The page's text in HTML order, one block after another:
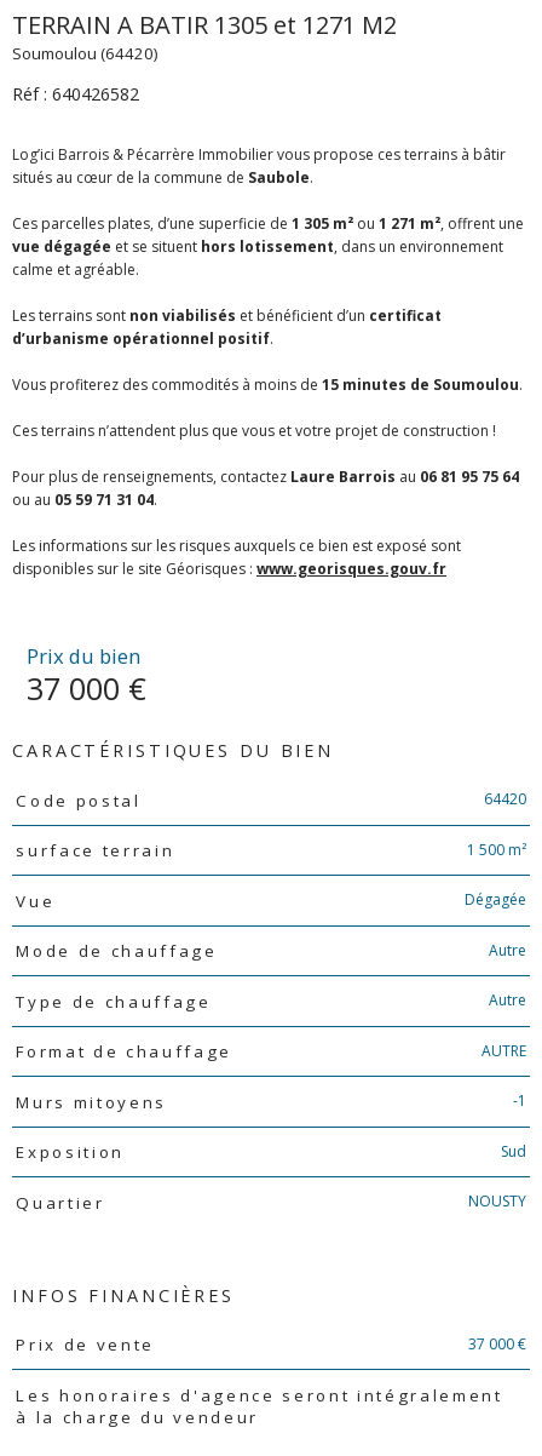
TERRAIN A BATIR 1305 et 1271 M2
Soumoulou (64420)
Réf : 640426582
Log’ici Barrois & Pécarrère Immobilier vous propose ces terrains à bâtir
situés au cœur de la commune de Saubole.
Ces parcelles plates, d’une superficie de 1 305 m² ou 1 271 m², offrent une
vue dégagée et se situent hors lotissement, dans un environnement
calme et agréable.
Les terrains sont non viabilisés et bénéficient d’un certificat
d’urbanisme opérationnel positif.
Vous profiterez des commodités à moins de 15 minutes de Soumoulou.
Ces terrains n’attendent plus que vous et votre projet de construction !
Pour plus de renseignements, contactez Laure Barrois au 06 81 95 75 64
ou au 05 59 71 31 04.
Les informations sur les risques auxquels ce bien est exposé sont
disponibles sur le site Géorisques : www.georisques.gouv.fr
Prix du bien
37 000 €
CARACTÉRISTIQUES DU BIEN
Caractéristiques Valeurs
Code postal 64420
surface terrain 1 500 m²
Vue Dégagée
Mode de chauffage Autre
Type de chauffage Autre
Format de chauffage AUTRE
Murs mitoyens -1
Exposition Sud
Quartier NOUSTY
INFOS FINANCIÈRES
Caractéristiques Valeurs
Prix de vente 37 000 €
Les honoraires d'agence seront intégralement
à la charge du vendeur